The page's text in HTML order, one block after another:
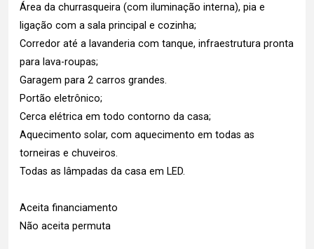
Área da churrasqueira (com iluminação interna), pia e
ligação com a sala principal e cozinha;
Corredor até a lavanderia com tanque, infraestrutura pronta
para lava-roupas;
Garagem para 2 carros grandes.
Portão eletrônico;
Cerca elétrica em todo contorno da casa;
Aquecimento solar, com aquecimento em todas as
torneiras e chuveiros.
Todas as lâmpadas da casa em LED.
Aceita financiamento
Não aceita permuta